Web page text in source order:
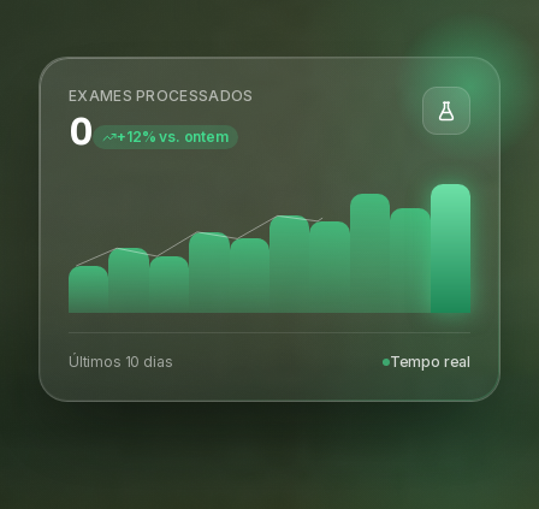
EXAMES PROCESSADOS
0 +12% vs. ontem
Últimos 10 dias Tempo real